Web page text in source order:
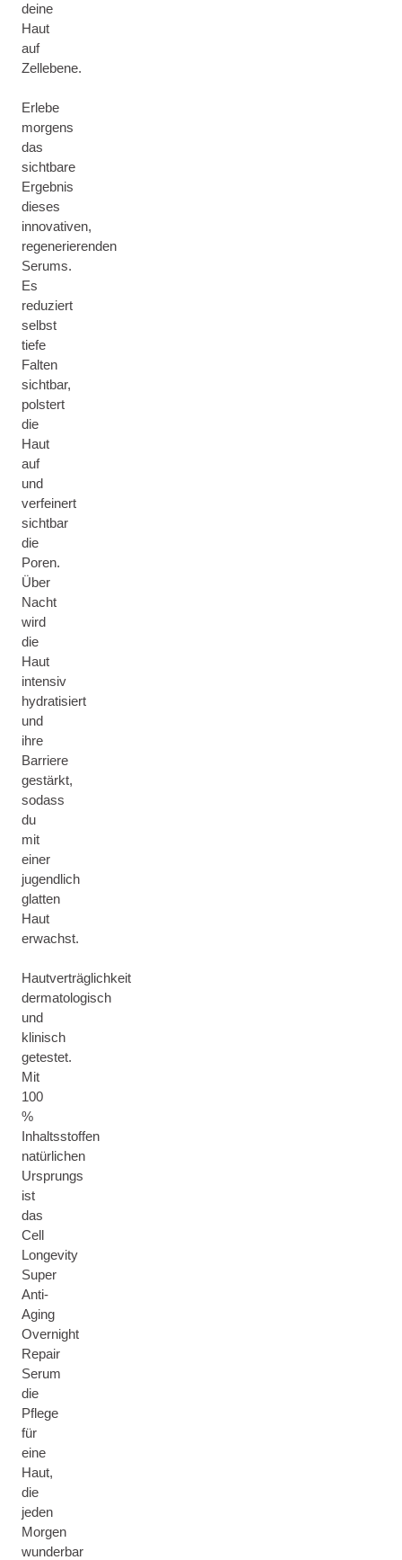
deine
Haut
auf
Zellebene.
Erlebe
morgens
das
sichtbare
Ergebnis
dieses
innovativen,
regenerierenden
Serums.
Es
reduziert
selbst
tiefe
Falten
sichtbar,
polstert
die
Haut
auf
und
verfeinert
sichtbar
die
Poren.
Über
Nacht
wird
die
Haut
intensiv
hydratisiert
und
ihre
Barriere
gestärkt,
sodass
du
mit
einer
jugendlich
glatten
Haut
erwachst.
Hautverträglichkeit
dermatologisch
und
klinisch
getestet.
Mit
100
%
Inhaltsstoffen
natürlichen
Ursprungs
ist
das
Cell
Longevity
Super
Anti-
Aging
Overnight
Repair
Serum
die
Pflege
für
eine
Haut,
die
jeden
Morgen
wunderbar